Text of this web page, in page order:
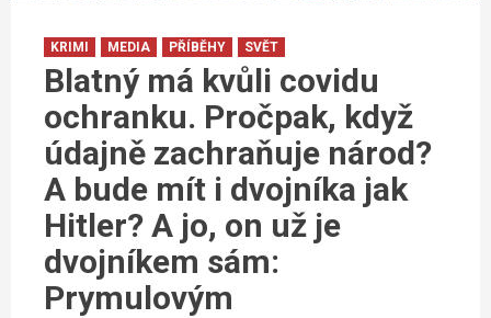
KRIMI MEDIA PŘÍBĚHY SVĚT
Blatný má kvůli covidu
ochranku. Pročpak, když
údajně zachraňuje národ?
A bude mít i dvojníka jak
Hitler? A jo, on už je
dvojníkem sám:
Prymulovým